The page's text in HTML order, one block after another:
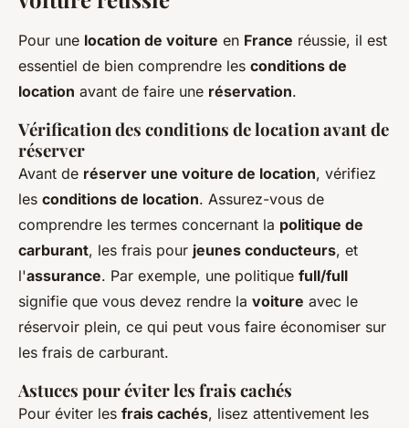
Pour une location de voiture en France réussie, il est
essentiel de bien comprendre les conditions de
location avant de faire une réservation.
Vérification des conditions de location avant de
réserver
Avant de réserver une voiture de location, vérifiez
les conditions de location. Assurez-vous de
comprendre les termes concernant la politique de
carburant, les frais pour jeunes conducteurs, et
l'assurance. Par exemple, une politique full/full
signifie que vous devez rendre la voiture avec le
réservoir plein, ce qui peut vous faire économiser sur
les frais de carburant.
Astuces pour éviter les frais cachés
Pour éviter les frais cachés, lisez attentivement les